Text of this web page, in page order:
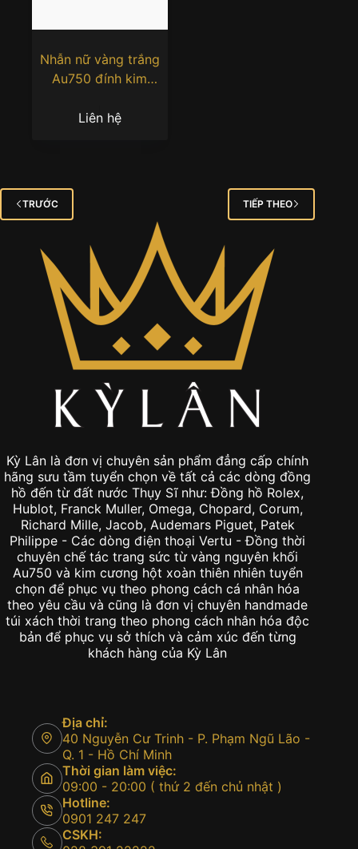
Nhẫn nữ vàng trắng
Au750 đính kim
Liên hệ
TRƯỚC TIẾP THEO
Kỳ Lân là đơn vị chuyên sản phẩm đẳng cấp chính
hãng sưu tầm tuyển chọn về tất cả các dòng đồng
hồ đến từ đất nước Thụy Sĩ như: Đồng hồ Rolex,
Hublot, Franck Muller, Omega, Chopard, Corum,
Richard Mille, Jacob, Audemars Piguet, Patek
Philippe - Các dòng điện thoại Vertu - Đồng thời
chuyên chế tác trang sức từ vàng nguyên khối
Au750 và kim cương hột xoàn thiên nhiên tuyển
chọn để phục vụ theo phong cách cá nhân hóa
theo yêu cầu và cũng là đơn vị chuyên handmade
túi xách thời trang theo phong cách nhân hóa độc
bản để phục vụ sở thích và cảm xúc đến từng
khách hàng của Kỳ Lân
Địa chỉ:
40 Nguyễn Cư Trinh - P. Phạm Ngũ Lão -
Q. 1 - Hồ Chí Minh
Thời gian làm việc:
09:00 - 20:00 ( thứ 2 đến chủ nhật )
Hotline:
0901 247 247
CSKH: